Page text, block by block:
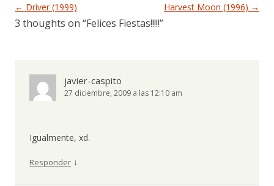
Navegación de entradas
← Driver (1999) Harvest Moon (1996) →
3 thoughts on “Felices Fiestas!!!!!”
javier-caspito
27 diciembre, 2009 a las 12:10 am
Igualmente, xd.
Responder ↓